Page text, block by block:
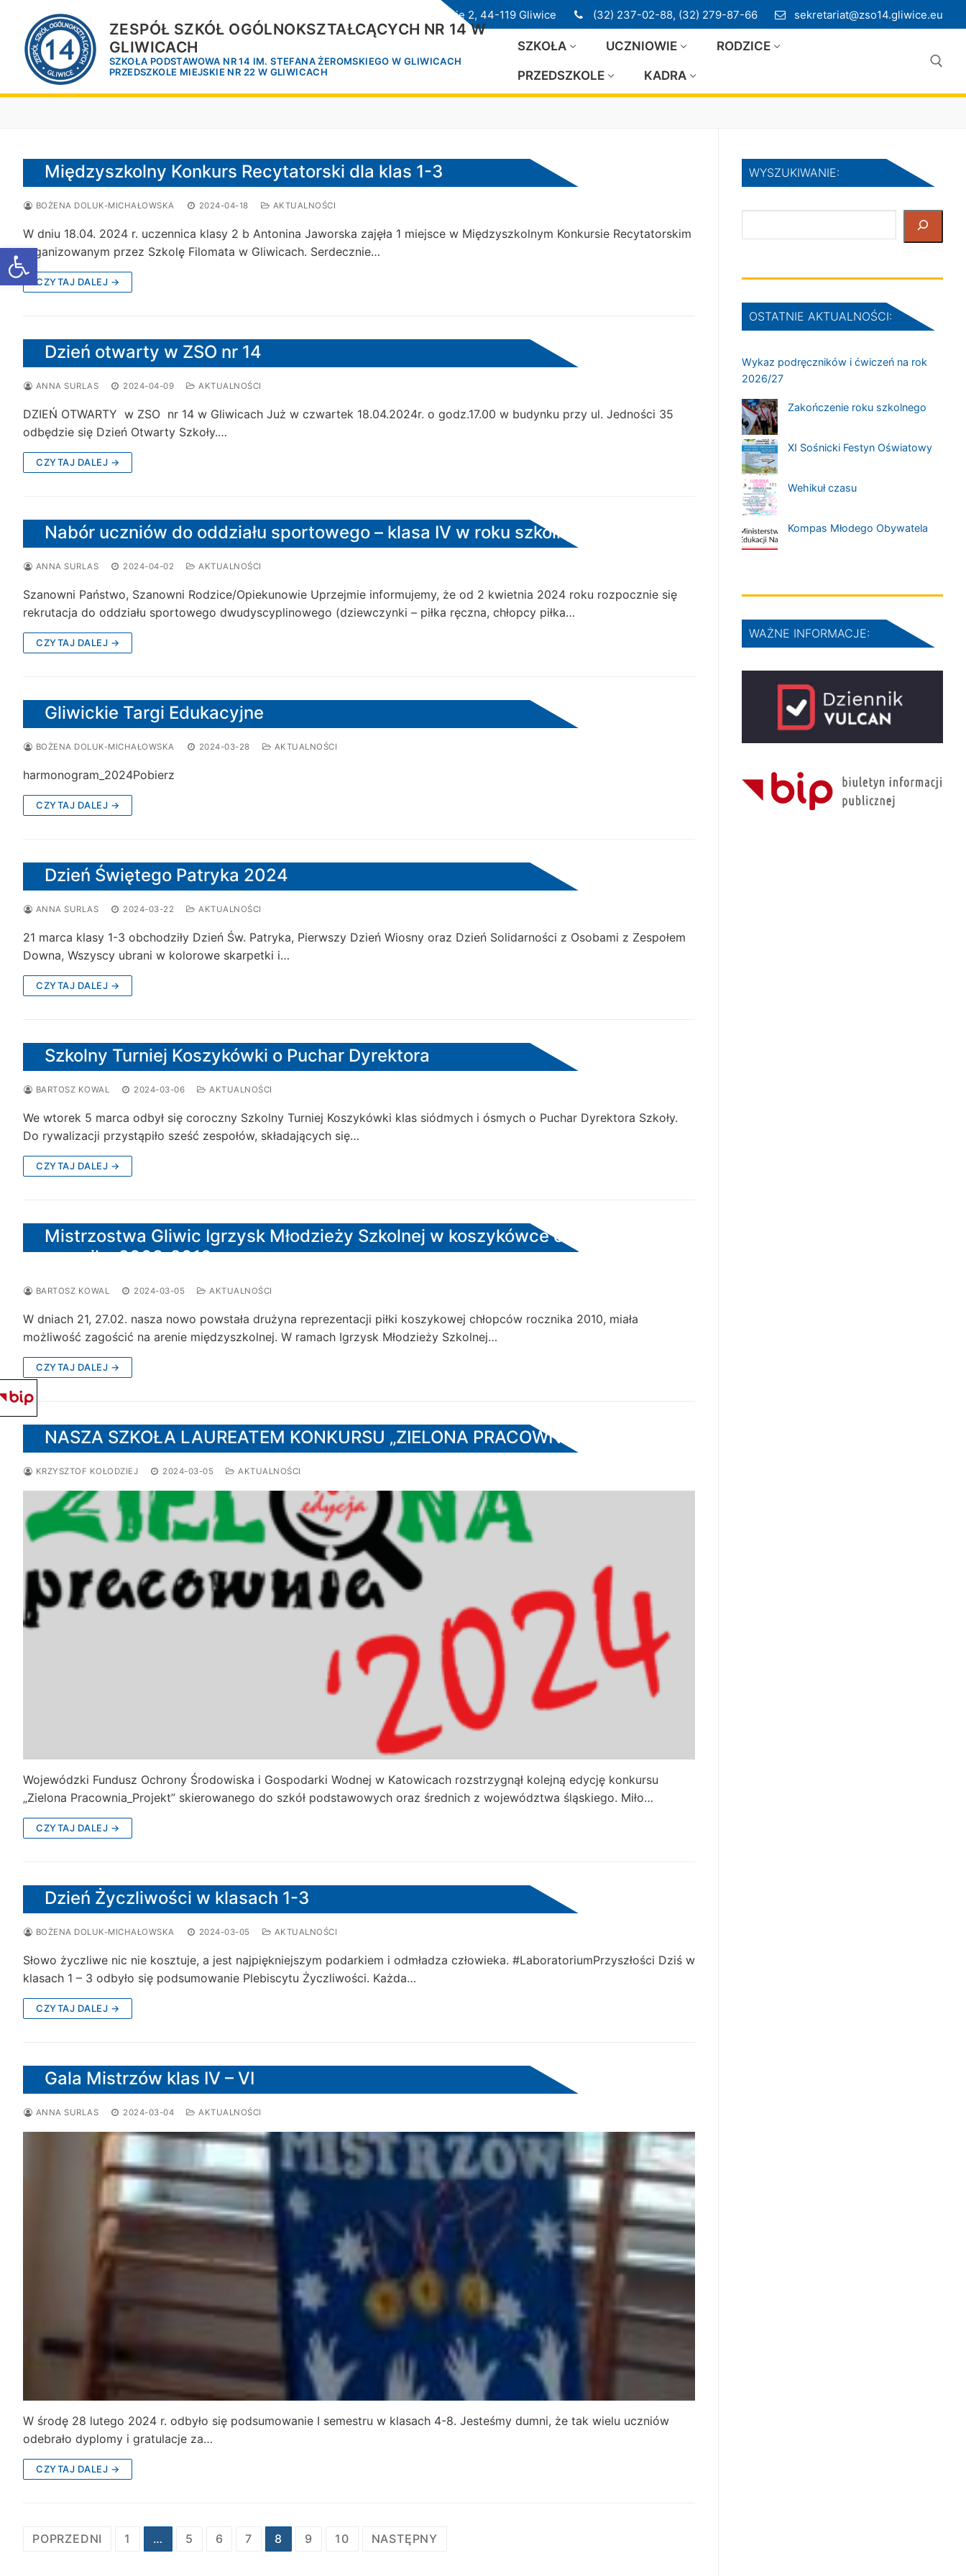
Otwórz pasek narzędzi
treści
ul. Przedwiośnie 2, 44-119 Gliwice (32) 237-02-88, (32) 279-87-66 sekretariat@zso14.gliwice.eu
ZESPÓŁ SZKÓŁ OGÓLNOKSZTAŁCĄCYCH NR 14 W
GLIWICACH
SZKOŁA PODSTAWOWA NR 14 IM. STEFANA ŻEROMSKIEGO W GLIWICACH
PRZEDSZKOLE MIEJSKIE NR 22 W GLIWICACH
SZKOŁA UCZNIOWIE RODZICE
PRZEDSZKOLE KADRA
Międzyszkolny Konkurs Recytatorski dla klas 1-3
BOŻENA DOLUK-MICHAŁOWSKA 2024-04-18 AKTUALNOŚCI
W dniu 18.04. 2024 r. uczennica klasy 2 b Antonina Jaworska zajęła 1 miejsce w Międzyszkolnym Konkursie Recytatorskim
organizowanym przez Szkolę Filomata w Gliwicach. Serdecznie…
CZYTAJ DALEJ →
Dzień otwarty w ZSO nr 14
ANNA SURLAS 2024-04-09 AKTUALNOŚCI
DZIEŃ OTWARTY w ZSO nr 14 w Gliwicach Już w czwartek 18.04.2024r. o godz.17.00 w budynku przy ul. Jedności 35
odbędzie się Dzień Otwarty Szkoły.…
CZYTAJ DALEJ →
Nabór uczniów do oddziału sportowego – klasa IV w roku szkolnym 2024/25
ANNA SURLAS 2024-04-02 AKTUALNOŚCI
Szanowni Państwo, Szanowni Rodzice/Opiekunowie Uprzejmie informujemy, że od 2 kwietnia 2024 roku rozpocznie się
rekrutacja do oddziału sportowego dwudyscyplinowego (dziewczynki – piłka ręczna, chłopcy piłka…
CZYTAJ DALEJ →
Gliwickie Targi Edukacyjne
BOŻENA DOLUK-MICHAŁOWSKA 2024-03-28 AKTUALNOŚCI
harmonogram_2024Pobierz
CZYTAJ DALEJ →
Dzień Świętego Patryka 2024
ANNA SURLAS 2024-03-22 AKTUALNOŚCI
21 marca klasy 1-3 obchodziły Dzień Św. Patryka, Pierwszy Dzień Wiosny oraz Dzień Solidarności z Osobami z Zespołem
Downa, Wszyscy ubrani w kolorowe skarpetki i…
CZYTAJ DALEJ →
Szkolny Turniej Koszykówki o Puchar Dyrektora
BARTOSZ KOWAL 2024-03-06 AKTUALNOŚCI
We wtorek 5 marca odbył się coroczny Szkolny Turniej Koszykówki klas siódmych i ósmych o Puchar Dyrektora Szkoły.
Do rywalizacji przystąpiło sześć zespołów, składających się…
CZYTAJ DALEJ →
Mistrzostwa Gliwic Igrzysk Młodzieży Szkolnej w koszykówce chłopców
rocznika 2009-2010
BARTOSZ KOWAL 2024-03-05 AKTUALNOŚCI
W dniach 21, 27.02. nasza nowo powstała drużyna reprezentacji piłki koszykowej chłopców rocznika 2010, miała
możliwość zagościć na arenie międzyszkolnej. W ramach Igrzysk Młodzieży Szkolnej…
CZYTAJ DALEJ →
NASZA SZKOŁA LAUREATEM KONKURSU „ZIELONA PRACOWNIA”
KRZYSZTOF KOŁODZIEJ 2024-03-05 AKTUALNOŚCI
Wojewódzki Fundusz Ochrony Środowiska i Gospodarki Wodnej w Katowicach rozstrzygnął kolejną edycję konkursu
„Zielona Pracownia_Projekt” skierowanego do szkół podstawowych oraz średnich z województwa śląskiego. Miło…
CZYTAJ DALEJ →
Dzień Życzliwości w klasach 1-3
BOŻENA DOLUK-MICHAŁOWSKA 2024-03-05 AKTUALNOŚCI
Słowo życzliwe nic nie kosztuje, a jest najpiękniejszym podarkiem i odmładza człowieka. #LaboratoriumPrzyszłości Dziś w
klasach 1 – 3 odbyło się podsumowanie Plebiscytu Życzliwości. Każda…
CZYTAJ DALEJ →
Gala Mistrzów klas IV – VI
ANNA SURLAS 2024-03-04 AKTUALNOŚCI
W środę 28 lutego 2024 r. odbyło się podsumowanie I semestru w klasach 4-8. Jesteśmy dumni, że tak wielu uczniów
odebrało dyplomy i gratulacje za…
CZYTAJ DALEJ →
Stronicowanie
POPRZEDNI 1 … 5 6 7 8 9 10 NASTĘPNY
WYSZUKIWANIE:
OSTATNIE AKTUALNOŚCI:
Wykaz podręczników i ćwiczeń na rok
2026/27
Zakończenie roku szkolnego
XI Sośnicki Festyn Oświatowy
Wehikuł czasu
Kompas Młodego Obywatela
WAŻNE INFORMACJE: